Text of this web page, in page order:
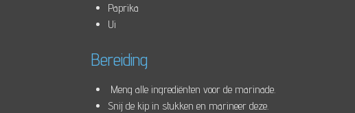
Paprika
Ui
Bereiding
Meng alle ingrediënten voor de marinade.
Snij de kip in stukken en marineer deze.